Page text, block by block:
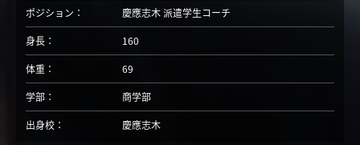
ポジション：
慶應志木 派遣学生コーチ
身長：
160
体重：
69
学部：
商学部
出身校：
慶應志木